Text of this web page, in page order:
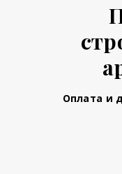
Оплата и